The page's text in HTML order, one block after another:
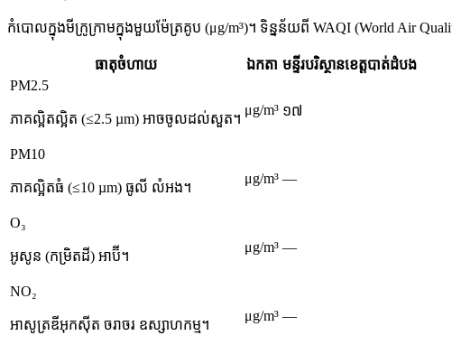
កំបោលក្នុងមីក្រូក្រាមក្នុងមួយម៉ែត្រគូប (μg/m³)។ ទិន្នន័យពី WAQI (World Air
ធាតុចំហាយ ឯកតា មន្ទីរបរិស្ថានខេត្តបាត់ដំបង
PM2.5
ភាគល្អិតល្អិត (≤2.5 µm) អាចចូលដល់សួត។
μg/m³ ១៧
PM10
ភាគល្អិតធំ (≤10 µm) ធូលី លំអង។
μg/m³ —
O₃
អូសូន (កម្រិតដី) អាប៊ី។
μg/m³ —
NO₂
អាសូត្រឌីអុកស៊ីត ចរាចរ ឧស្សាហកម្ម។
μg/m³ —